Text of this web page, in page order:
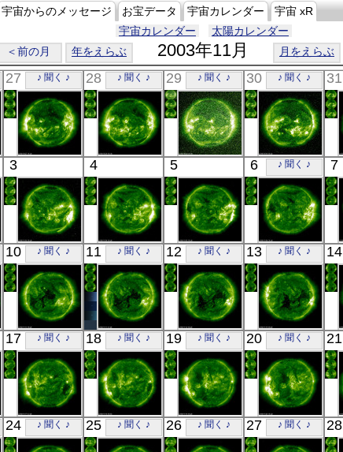
宇宙からのメッセージ お宝データ 宇宙カレンダー
宇宙 xR
宇宙カレンダー
太陽カレンダー
＜前の月 年をえらぶ 2003年11月 月をえらぶ
27 ♪ 聞く ♪
極端紫外線
28 ♪ 聞く ♪
極端紫外線
29 ♪ 聞く ♪
極端紫外線
30 ♪ 聞く ♪
SOHO
00:24
極端紫外線
31
3
SOHO
00:28
極端紫外線
4
SOHO
00:24
極端紫外線
5
SOHO
00:24
極端紫外線
6 ♪ 聞く ♪
SOHO
00:24
極端紫外線
7
10 ♪ 聞く ♪
SOHO
00:24
極端紫外線
11 ♪ 聞く ♪
SOHO
00:24
極端紫外線
12 ♪ 聞く ♪
SOHO
00:24
極端紫外線
13 ♪ 聞く ♪
SOHO
00:24
極端紫外線
14
17 ♪ 聞く ♪
SOHO
00:24
極端紫外線
18 ♪ 聞く ♪
SOHO
00:36
極端紫外線
19 ♪ 聞く ♪
SOHO
00:24
極端紫外線
20 ♪ 聞く ♪
SOHO
00:24
極端紫外線
21
24 ♪ 聞く ♪ 25 ♪ 聞く ♪ 26 ♪ 聞く ♪ 27 ♪ 聞く ♪ 28